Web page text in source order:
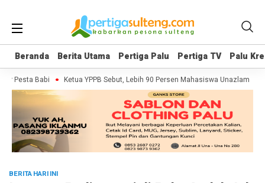
Beranda Berita Utama Pertiga Palu Pertiga TV Palu
Beranda Berita Utama Pertiga Palu Pertiga TV Palu
Pesta Babi Ketua YPPB Sebut, Lebih 90 Persen Mahasiswa Unazlam
BERITA HARI INI